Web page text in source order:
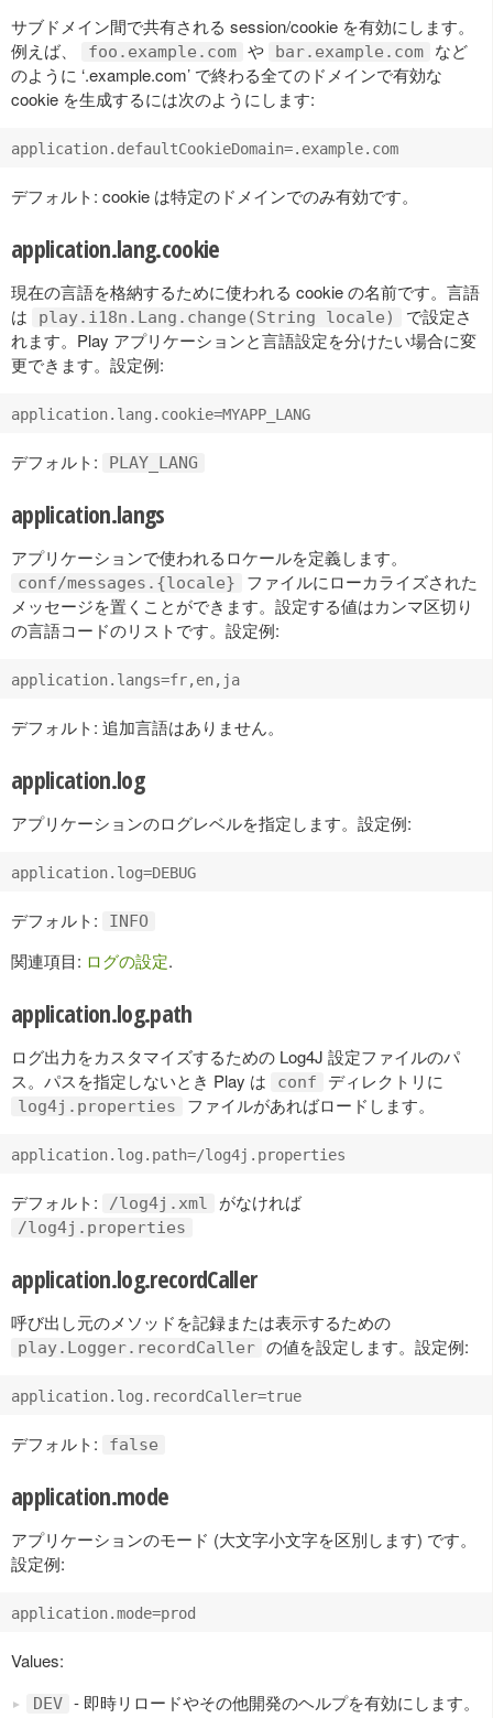
サブドメイン間で共有される session/cookie を有効にします。
例えば、
foo.example.com や bar.example.com
など
のように ‘.example.com’ で終わる全てのドメインで有効な
cookie を生成するには次のようにします:
デフォルト: cookie は特定のドメインでのみ有効です。
application.lang.cookie
現在の言語を格納するために使われる cookie の名前です。言語
は
play.i18n.Lang.change(String locale)
で設定さ
れます。Play アプリケーションと言語設定を分けたい場合に変
更できます。設定例:
デフォルト: PLAY_LANG
application.langs
アプリケーションで使われるロケールを定義します。
conf/messages.{locale}
ファイルにローカライズされた
メッセージを置くことができます。設定する値はカンマ区切り
の言語コードのリストです。設定例:
デフォルト: 追加言語はありません。
application.log
アプリケーションのログレベルを指定します。設定例:
デフォルト: INFO
関連項目: ログの設定.
application.log.path
ログ出力をカスタマイズするための Log4J 設定ファイルのパ
ス。パスを指定しないとき Play は
conf ディレクトリに
log4j.properties ファイルがあればロードします。
デフォルト: /log4j.xml がなければ
/log4j.properties
application.log.recordCaller
呼び出し元のメソッドを記録または表示するための
play.Logger.recordCaller の値を設定します。設定例:
デフォルト: false
application.mode
アプリケーションのモード (大文字小文字を区別します) です。
設定例:
Values:
DEV - 即時リロードやその他開発のヘルプを有効にします。